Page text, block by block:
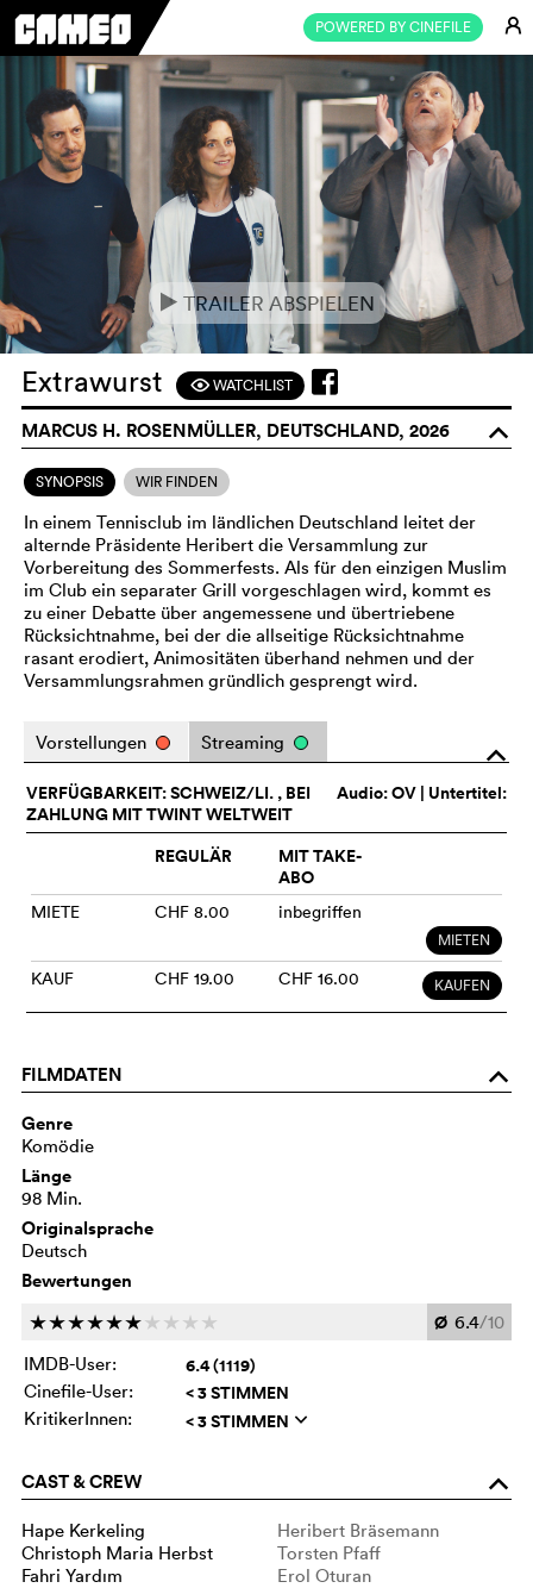
POWERED BY CINEFILE E
e TRAILER ABSPIELEN
Extrawurst FWATCHLIST
MARCUS H. ROSENMÜLLER, DEUTSCHLAND, 2026 o
SYNOPSIS WIR FINDEN
In einem Tennisclub im ländlichen Deutschland leitet der
alternde Präsidente Heribert die Versammlung zur
Vorbereitung des Sommerfests. Als für den einzigen Muslim
im Club ein separater Grill vorgeschlagen wird, kommt es
zu einer Debatte über angemessene und übertriebene
Rücksichtnahme, bei der die allseitige Rücksichtnahme
rasant erodiert, Animositäten überhand nehmen und der
Versammlungsrahmen gründlich gesprengt wird.
o
Vorstellungen Streaming
Audio:OV | Untertitel:
VERFÜGBARKEIT: SCHWEIZ/LI. , BEI
ZAHLUNG MIT TWINT WELTWEIT
REGULÄR
MIT TAKE-
ABO
MIETE CHF 8.00 inbegriffen
MIETEN
KAUF CHF 19.00 CHF 16.00 KAUFEN
FILMDATEN o
Genre
Komödie
Länge
98 Min.
Originalsprache
Deutsch
Bewertungen
cccccc c c c c Ø 6.4/10
IMDB-User:
6.4 (1119)
Cinefile-User: < 3 STIMMEN
KritikerInnen: < 3 STIMMEN q
CAST & CREW o
Hape Kerkeling
Heribert Bräsemann
Christoph Maria Herbst
Torsten Pfaff
Fahri Yardım
Erol Oturan